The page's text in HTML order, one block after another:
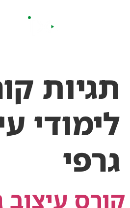
תגיות
לימודי
גרפי
קורס עיצוב